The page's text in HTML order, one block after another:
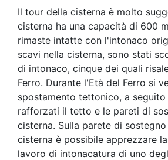
Il tour della cisterna è molto
cisterna ha una capacità di 600
rimaste intatte con l'intonaco
scavi nella cisterna, sono stati
di intonaco, cinque dei quali
Ferro. Durante l'Età del Ferro si
spostamento tettonico, a
rafforzati il tetto e le pareti di
cisterna. Sulla parete di
cisterna è possibile apprezzare
lavoro di intonacatura di uno